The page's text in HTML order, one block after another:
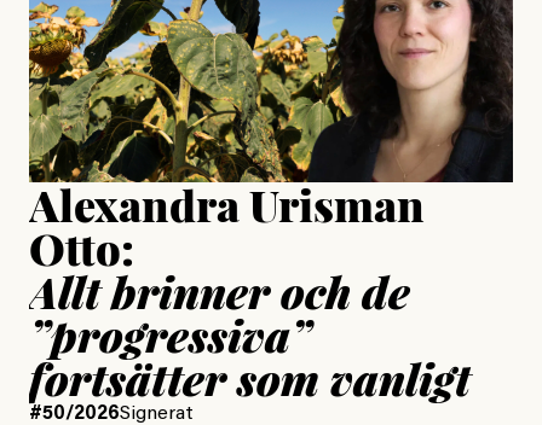
Jesper Lundby
Publicerad15 July, 2026
Uppdaterad15 July, 2026
Alexandra Urisman
Otto:
Allt brinner och de
”progressiva”
fortsätter som vanligt
#50/2026Signerat